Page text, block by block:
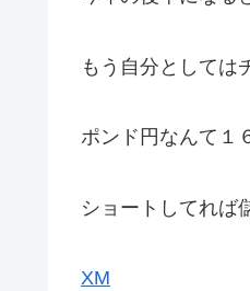
もう自分としては
ポンド円なんて１
ショートしてれば
XM